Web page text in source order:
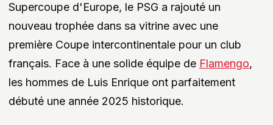
Supercoupe d'Europe, le PSG a rajouté un
nouveau trophée dans sa vitrine avec une
première Coupe intercontinentale pour un club
français. Face à une solide équipe de Flamengo,
les hommes de Luis Enrique ont parfaitement
débuté une année 2025 historique.